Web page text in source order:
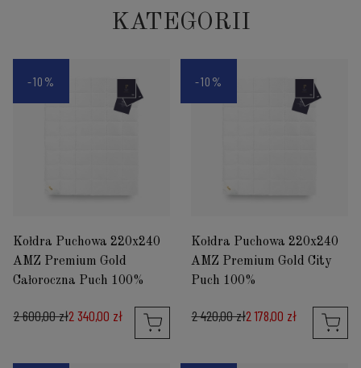
KATEGORII
Kołdra Puchowa 220x240
AMZ Premium Gold
Całoroczna Puch 100%
2 600,00 zł2 340,00 zł
-10%
Kołdra Puchowa 220x240
AMZ Premium Gold City
Puch 100%
2 420,00 zł2 178,00 zł
-10%